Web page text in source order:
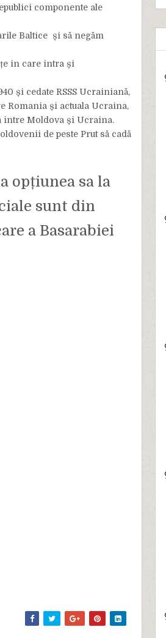
componente ale
Baltice și să negăm
in care intra și
și cedate RSSS Ucrainiană,
Romania și actuala Ucraina,
intre Moldova și Ucraina.
de peste Prut să cadă
opțiunea sa la
sunt din
a Basarabiei